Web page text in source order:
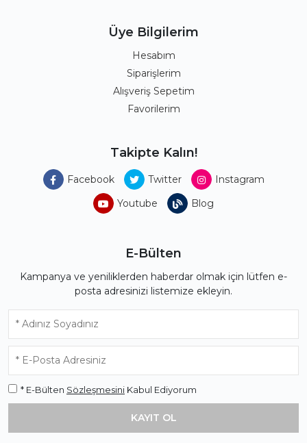
Üye Bilgilerim
Hesabım
Siparişlerim
Alışveriş Sepetim
Favorilerim
Takipte Kalın!
Facebook Twitter
Instagram
Youtube
Blog
E-Bülten
Kampanya ve yeniliklerden haberdar olmak için lütfen e-
posta adresinizi listemize ekleyin.
* E-Bülten Sözleşmesini Kabul Ediyorum